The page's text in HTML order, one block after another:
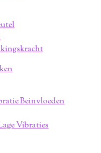
Beinvloeden
Vibraties